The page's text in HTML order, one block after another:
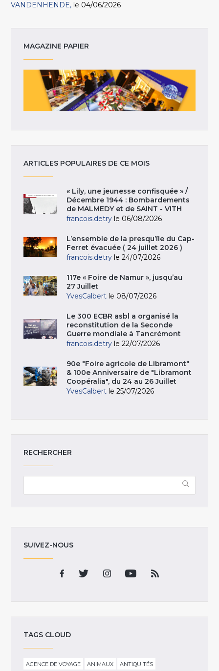
VANDENHENDE le 04/06/2026
MAGAZINE PAPIER
ARTICLES POPULAIRES DE CE MOIS
« Lily, une jeunesse confisquée » /
Décembre 1944 : Bombardements
de MALMEDY et de SAINT - VITH
francois.detry le 06/08/2026
L’ensemble de la presqu’île du Cap-
Ferret évacuée ( 24 juillet 2026 )
francois.detry le 24/07/2026
117e « Foire de Namur », jusqu’au
27 Juillet
YvesCalbert le 08/07/2026
Le 300 ECBR asbl a organisé la
reconstitution de la Seconde
Guerre mondiale à Tancrémont
francois.detry le 22/07/2026
90e "Foire agricole de Libramont"
& 100e Anniversaire de "Libramont
Coopéralia", du 24 au 26 Juillet
YvesCalbert le 25/07/2026
RECHERCHER
SUIVEZ-NOUS
TAGS CLOUD
AGENCE DE VOYAGE ANIMAUX
ANTIQUITÉS